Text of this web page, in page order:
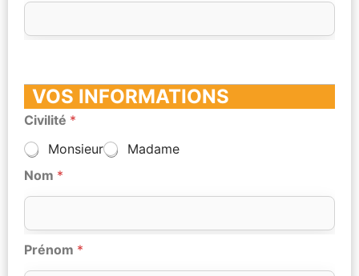
VOS INFORMATIONS
Civilité *
Monsieur
Madame
Nom *
Prénom *